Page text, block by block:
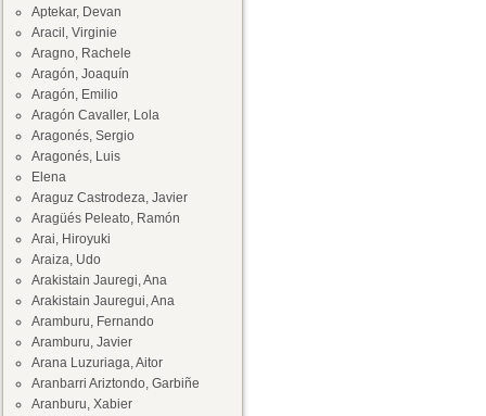
Aptekar, Devan
Aracil, Virginie
Aragno, Rachele
Aragón, Joaquín
Aragón, Emilio
Aragón Cavaller, Lola
Aragonés, Sergio
Aragonés, Luis
Elena
Araguz Castrodeza, Javier
Aragüés Peleato, Ramón
Arai, Hiroyuki
Araiza, Udo
Arakistain Jauregi, Ana
Arakistain Jauregui, Ana
Aramburu, Fernando
Aramburu, Javier
Arana Luzuriaga, Aitor
Aranbarri Ariztondo, Garbiñe
Aranburu, Xabier